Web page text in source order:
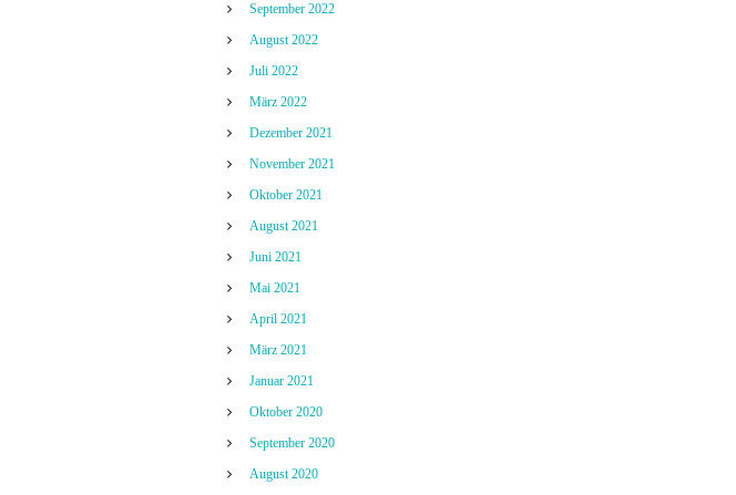
September 2022
August 2022
Juli 2022
März 2022
Dezember 2021
November 2021
Oktober 2021
August 2021
Juni 2021
Mai 2021
April 2021
März 2021
Januar 2021
Oktober 2020
September 2020
August 2020